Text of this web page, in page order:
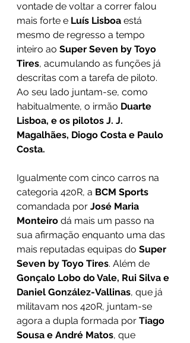
vontade de voltar a correr falou
mais forte e Luís Lisboa está
mesmo de regresso a tempo
inteiro ao Super Seven by Toyo
Tires, acumulando as funções já
descritas com a tarefa de piloto.
Ao seu lado juntam-se, como
habitualmente, o irmão Duarte
Lisboa, e os pilotos J. J.
Magalhães, Diogo Costa e Paulo
Costa.
Igualmente com cinco carros na
categoria 420R, a BCM Sports
comandada por José Maria
Monteiro dá mais um passo na
sua afirmação enquanto uma das
mais reputadas equipas do Super
Seven by Toyo Tires. Além de
Gonçalo Lobo do Vale, Rui Silva e
Daniel González-Vallinas, que já
militavam nos 420R, juntam-se
agora a dupla formada por Tiago
Sousa e André Matos, que